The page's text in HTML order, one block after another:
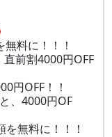
料に！！！
直前割4000円OFF
円OFF！！
、4000円OF
を無料に！！！